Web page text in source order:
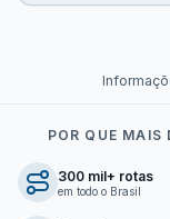
POR QUE MAIS
300 mil+ rotas
em todo o Brasil